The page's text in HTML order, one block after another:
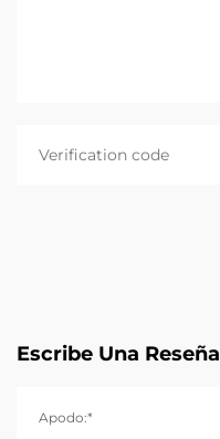
Escribe Una Reseña
Apodo:*